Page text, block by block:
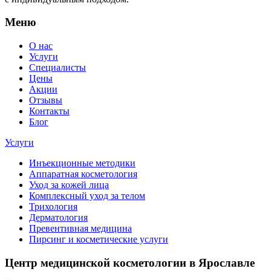
Меню
О нас
Услуги
Специалисты
Цены
Акции
Отзывы
Контакты
Блог
Услуги
Инъекционные методики
Аппаратная косметология
Уход за кожей лица
Комплексный уход за телом
Трихология
Дерматология
Превентивная медицина
Пирсинг и косметические услуги
Центр медицинской косметологии в Ярославле